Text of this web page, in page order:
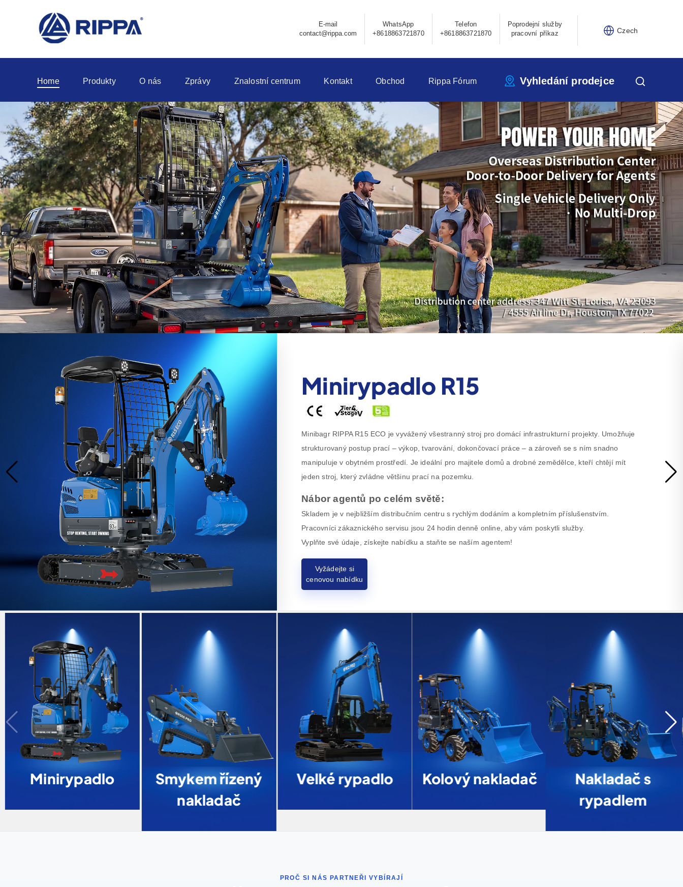
E-mail
contact@rippa.com
WhatsApp
+8618863721870
Telefon
+8618863721870
Poprodejní služby
pracovní příkaz
Czech
Home Produkty O nás Zprávy Znalostní centrum Kontakt Obchod Rippa Fórum Vyhledání prodejce
Minirypadlo R15
Minibagr RIPPA R15 ECO je vyvážený všestranný stroj pro domácí infrastrukturní projekty. Umožňuje
strukturovaný postup prací – výkop, tvarování, dokončovací práce – a zároveň se s ním snadno
manipuluje v obytném prostředí. Je ideální pro majitele domů a drobné zemědělce, kteří chtějí mít
jeden stroj, který zvládne většinu prací na pozemku.
Nábor agentů po celém světě:
Skladem je v nejbližším distribučním centru s rychlým dodáním a kompletním příslušenstvím.
Pracovníci zákaznického servisu jsou 24 hodin denně online, aby vám poskytli služby.
Vyplňte své údaje, získejte nabídku a staňte se naším agentem!
Vyžádejte si
cenovou nabídku
Minirypadlo
Smykem řízený
nakladač
Velké rypadlo Kolový nakladač
Nakladač s
rypadlem
PROČ SI NÁS PARTNEŘI VYBÍRAJÍ